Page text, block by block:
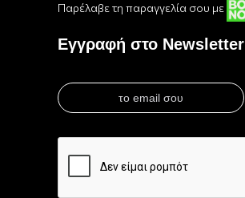
Παρέλαβε τη παραγγελία σου με
Εγγραφή στο Newsletter